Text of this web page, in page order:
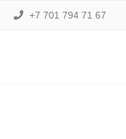
+7 701 794 71 67